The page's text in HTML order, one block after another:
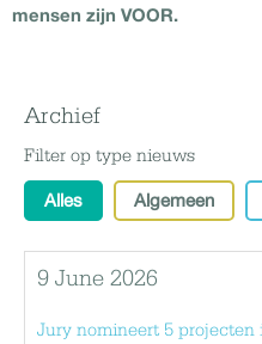
mensen zijn VOOR.
Archief
Filter op type nieuws
Alles Algemeen
9 June 2026
Jury nomineert 5